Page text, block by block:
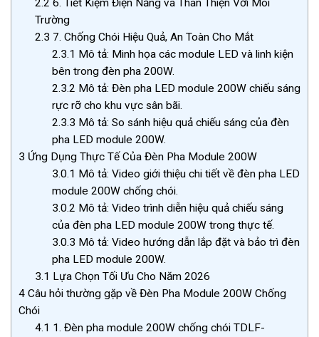
2.2 6. Tiết Kiệm Điện Năng và Thân Thiện Với Môi
Trường
2.3 7. Chống Chói Hiệu Quả, An Toàn Cho Mắt
2.3.1 Mô tả: Minh họa các module LED và linh kiện
bên trong đèn pha 200W.
2.3.2 Mô tả: Đèn pha LED module 200W chiếu sáng
rực rỡ cho khu vực sân bãi.
2.3.3 Mô tả: So sánh hiệu quả chiếu sáng của đèn
pha LED module 200W.
3 Ứng Dụng Thực Tế Của Đèn Pha Module 200W
3.0.1 Mô tả: Video giới thiệu chi tiết về đèn pha LED
module 200W chống chói.
3.0.2 Mô tả: Video trình diễn hiệu quả chiếu sáng
của đèn pha LED module 200W trong thực tế.
3.0.3 Mô tả: Video hướng dẫn lắp đặt và bảo trì đèn
pha LED module 200W.
3.1 Lựa Chọn Tối Ưu Cho Năm 2026
4 Câu hỏi thường gặp về Đèn Pha Module 200W Chống
Chói
4.1 1. Đèn pha module 200W chống chói TDLF-